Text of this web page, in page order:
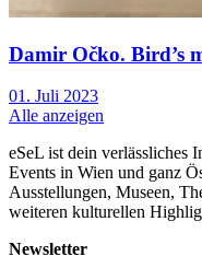
Damir Očko. Bird’s
01. Juli 2023
Alle anzeigen
eSeL ist dein verlässliches
Events in Wien und ganz
Ausstellungen, Museen,
weiteren kulturellen
Newsletter